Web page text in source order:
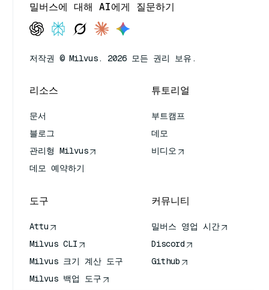
밀버스에 대해 AI에게 질문하기
저작권 © Milvus. 2026 모든 권리 보유.
리소스
문서
블로그
관리형 Milvus
데모 예약하기
튜토리얼
부트캠프
데모
비디오
도구
Attu
Milvus CLI
Milvus 크기 계산 도구
Milvus 백업 도구
커뮤니티
밀버스 영업 시간
Discord
Github